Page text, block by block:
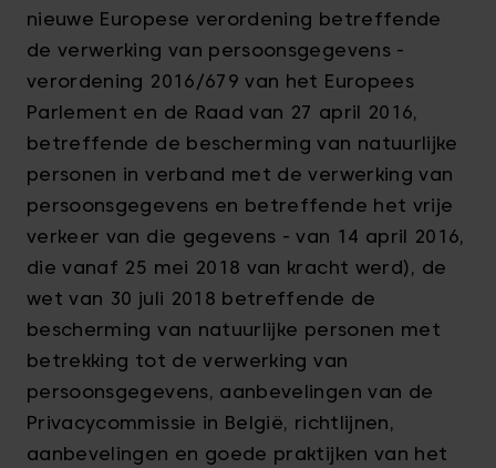
nieuwe Europese verordening betreffende
de verwerking van persoonsgegevens -
verordening 2016/679 van het Europees
Parlement en de Raad van 27 april 2016,
betreffende de bescherming van natuurlijke
personen in verband met de verwerking van
persoonsgegevens en betreffende het vrije
verkeer van die gegevens - van 14 april 2016,
die vanaf 25 mei 2018 van kracht werd), de
wet van 30 juli 2018 betreffende de
bescherming van natuurlijke personen met
betrekking tot de verwerking van
persoonsgegevens, aanbevelingen van de
Privacycommissie in België, richtlijnen,
aanbevelingen en goede praktijken van het